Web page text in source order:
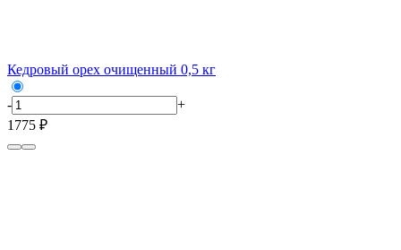
Кедровый орех очищенный 0,5 кг
-
+
1775 ₽